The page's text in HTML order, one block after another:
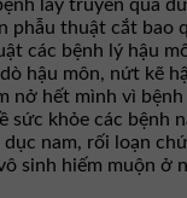
lây truyền qua
phẫu thuật cắt bao
các bệnh lý hậu
hậu môn, nứt kẽ
nở hết mình vì bệnh
sức khỏe các bệnh
nam, rối loạn
sinh hiếm muộn ở